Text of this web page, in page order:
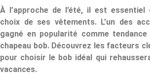
À l’approche de l’été, il est
choix de ses vêtements. L’un des
gagné en popularité comme
chapeau bob. Découvrez les facteurs
pour choisir le bob idéal qui
vacances.